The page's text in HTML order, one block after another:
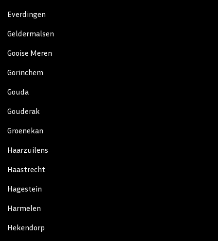
Everdingen
Geldermalsen
Gooise Meren
Gorinchem
Gouda
Gouderak
Groenekan
Haarzuilens
Haastrecht
Hagestein
Harmelen
Hekendorp